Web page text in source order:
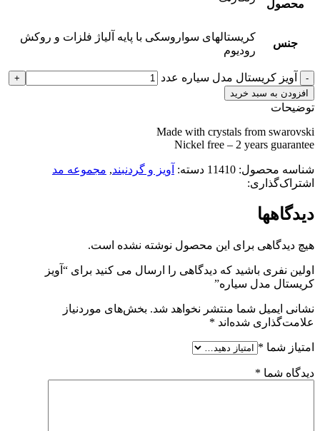
محصول
جنس
کریستالهای سواروسکی با پایه آلیاژ فلزات و روکش
رودیوم
آویز کریستال مدل سیاره عدد
افزودن به سبد خرید
توضیحات
Made with crystals from swarovski
Nickel free – 2 years guarantee
شناسه محصول: 11410 دسته: آویز و گردنبند, مجموعه مد
اشتراک‌گذاری:
دیدگاهها
هیچ دیدگاهی برای این محصول نوشته نشده است.
اولین نفری باشید که دیدگاهی را ارسال می کنید برای “آویز
کریستال مدل سیاره”
نشانی ایمیل شما منتشر نخواهد شد. بخش‌های موردنیاز
علامت‌گذاری شده‌اند *
امتیاز شما *
دیدگاه شما *